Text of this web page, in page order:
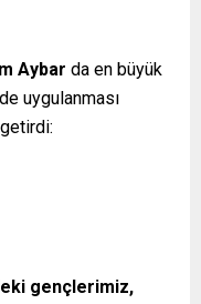
Aybar da en büyük
uygulanması
gençlerimiz,